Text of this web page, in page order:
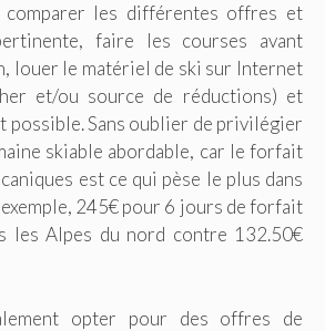
comparer les différentes offres et
faire les courses avant
louer le matériel de ski sur Internet
et/ou source de réductions) et
possible. Sans oublier de privilégier
skiable abordable, car le forfait
est ce qui pèse le plus dans
245€ pour 6 jours de forfait
les Alpes du nord contre 132.50€
opter pour des offres de